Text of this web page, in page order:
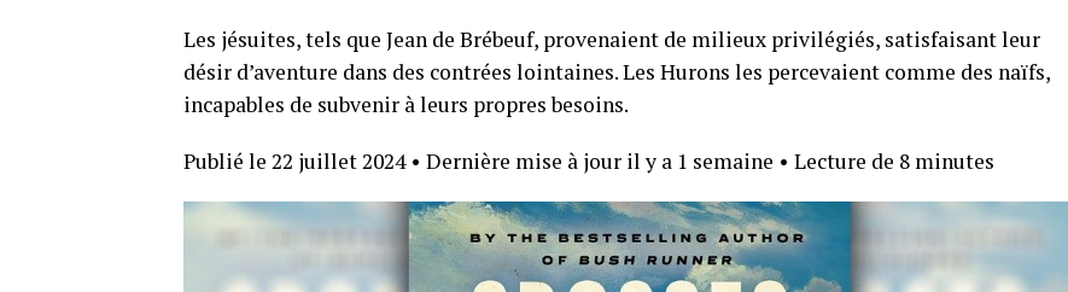
Les jésuites, tels que Jean de Brébeuf, provenaient de milieux privilégiés, satisfaisant leur
désir d’aventure dans des contrées lointaines. Les Hurons les percevaient comme des naïfs,
incapables de subvenir à leurs propres besoins.
Publié le 22 juillet 2024• Dernière mise à jour il y a 1 semaine • Lecture de 8 minutes